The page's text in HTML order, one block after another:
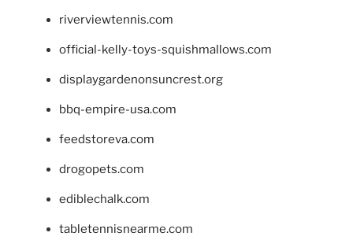
riverviewtennis.com
official-kelly-toys-squishmallows.com
displaygardenonsuncrest.org
bbq-empire-usa.com
feedstoreva.com
drogopets.com
ediblechalk.com
tabletennisnearme.com